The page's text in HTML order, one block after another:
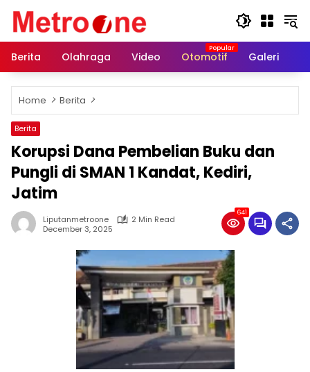
content
Berita
Olahraga Video Otomotif Galeri
Home Berita
Berita
Korupsi Dana Pembelian Buku dan
Pungli di SMAN 1 Kandat, Kediri,
Jatim
Liputanmetroone
2 Min Read
December 3, 2025
641